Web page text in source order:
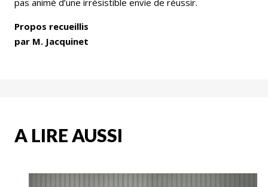
pas animé d’une irrésistible envie de réussir.
Propos recueillis
par M. Jacquinet
A LIRE AUSSI